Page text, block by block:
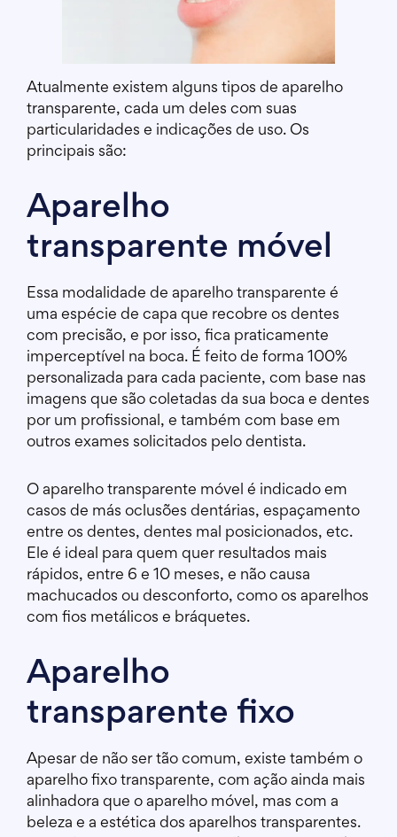
Atualmente existem alguns tipos de aparelho
transparente, cada um deles com suas
particularidades e indicações de uso. Os
principais são:
Aparelho
transparente móvel
Essa modalidade de aparelho transparente é
uma espécie de capa que recobre os dentes
com precisão, e por isso, fica praticamente
imperceptível na boca. É feito de forma 100%
personalizada para cada paciente, com base nas
imagens que são coletadas da sua boca e dentes
por um profissional, e também com base em
outros exames solicitados pelo dentista.
O aparelho transparente móvel é indicado em
casos de más oclusões dentárias, espaçamento
entre os dentes, dentes mal posicionados, etc.
Ele é ideal para quem quer resultados mais
rápidos, entre 6 e 10 meses, e não causa
machucados ou desconforto, como os aparelhos
com fios metálicos e bráquetes.
Aparelho
transparente fixo
Apesar de não ser tão comum, existe também o
aparelho fixo transparente, com ação ainda mais
alinhadora que o aparelho móvel, mas com a
beleza e a estética dos aparelhos transparentes.